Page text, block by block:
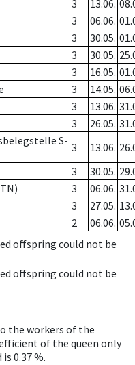
3 13.06.
3 06.06.
3 30.05.
3 30.05.
3 16.05.
3 14.05.
3 13.06.
3 26.05.
S- 3 13.06.
3 30.05.
3 06.06.
3 27.05.
2 06.06.
offspring could not be
offspring could not be
the workers of the
of the queen only
0.37 %.